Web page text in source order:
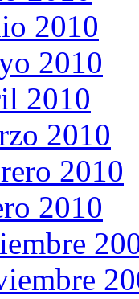
2010
2010
2010
2010
2010
2010